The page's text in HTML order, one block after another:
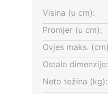
Visina (u cm):
Promjer (u cm):
Ovjes maks.
Ostale dimenzije:
Neto težina (kg):